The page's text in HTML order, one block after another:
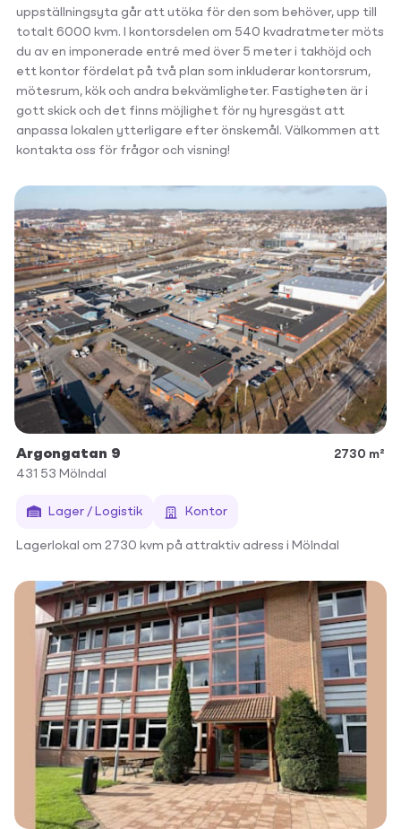
uppställningsyta går att utöka för den som behöver, upp till
totalt 6000 kvm. I kontorsdelen om 540 kvadratmeter möts
du av en imponerade entré med över 5 meter i takhöjd och
ett kontor fördelat på två plan som inkluderar kontorsrum,
mötesrum, kök och andra bekvämligheter. Fastigheten är i
gott skick och det finns möjlighet för ny hyresgäst att
anpassa lokalen ytterligare efter önskemål. Välkommen att
kontakta oss för frågor och visning!
Argongatan 9
2730 m²
431 53 Mölndal
Lager / Logistik Kontor
Lagerlokal om 2730 kvm på attraktiv adress i Mölndal